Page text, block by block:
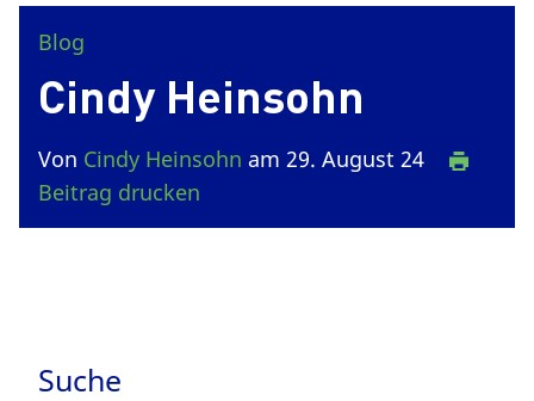
Blog
Cindy Heinsohn
Von Cindy Heinsohn am 29. August 24
Beitrag drucken
Suche